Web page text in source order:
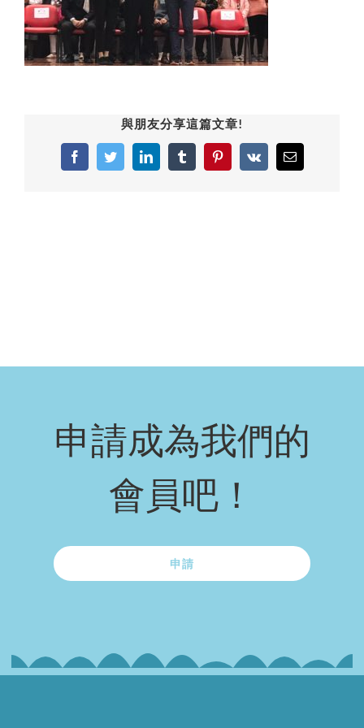
與朋友分享這篇文章!
FacebookTwitterLinkedInTumblrPinterest
Vk Email:
申請成為我們的
會員吧！
申請